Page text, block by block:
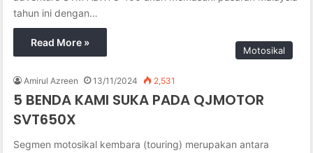
tahun ini dengan…
Read More »
Motosikal
Amirul Azreen 13/11/2024 2,531
5 BENDA KAMI SUKA PADA QJMOTOR
SVT650X
Segmen motosikal kembara (touring) merupakan antara